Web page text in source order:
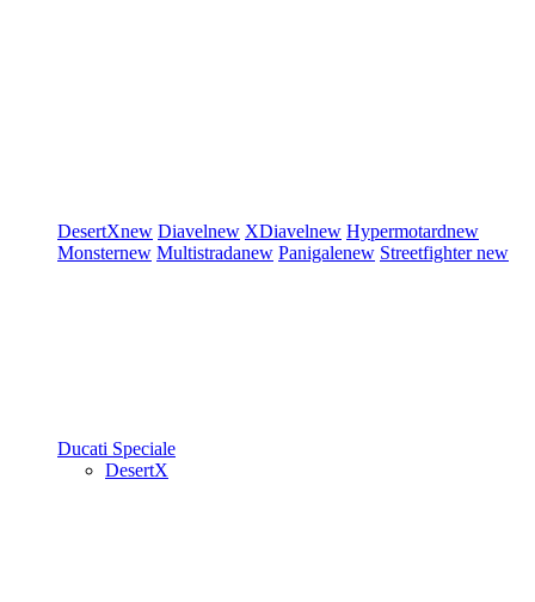
DesertXnew Diavelnew XDiavelnew Hypermotardnew
Monsternew Multistradanew Panigalenew Streetfighternew
Ducati Speciale
DesertX